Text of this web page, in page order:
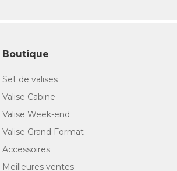
Boutique
Set de valises
Valise Cabine
Valise Week-end
Valise Grand Format
Accessoires
Meilleures ventes